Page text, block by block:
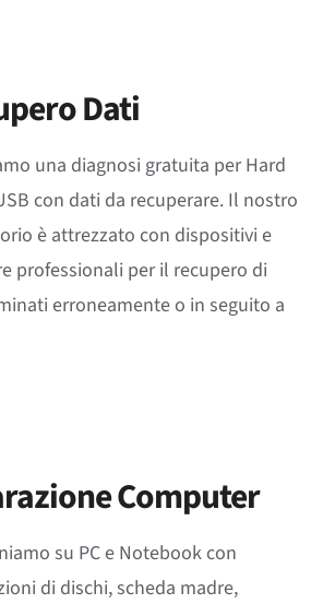
Dati
una diagnosi gratuita per Hard
con dati da recuperare. Il nostro
è attrezzato con dispositivi e
professionali per il recupero di
erroneamente o in seguito a
Computer
su PC e Notebook con
di dischi, scheda madre,